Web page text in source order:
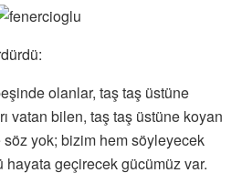
olanlar, taş taş üstüne
vatan bilen, taş taş üstüne koyan
yok; bizim hem söyleyecek
geçirecek gücümüz var.